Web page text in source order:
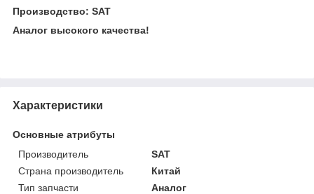
Производство: SAT
Аналог высокого качества!
Характеристики
Основные атрибуты
Производитель
SAT
Страна производитель
Китай
Тип запчасти
Аналог